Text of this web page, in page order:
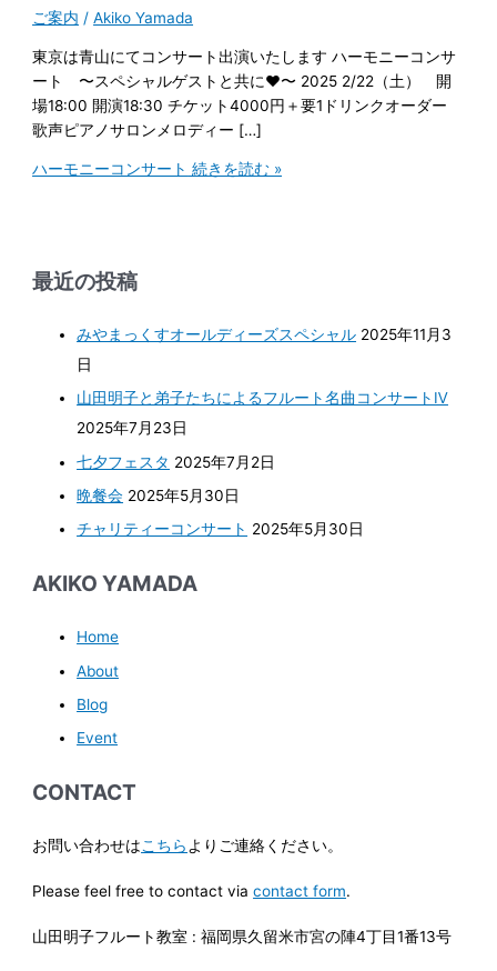
ご案内 /Akiko Yamada
東京は青山にてコンサート出演いたします ハーモニーコンサ
ート 〜スペシャルゲストと共に♥〜 2025 2/22（土） 開
場18:00 開演18:30 チケット4000円＋要1ドリンクオーダー
歌声ピアノサロンメロディー […]
ハーモニーコンサート 続きを読む »
最近の投稿
みやまっくすオールディーズスペシャル 2025年11月3
日
山田明子と弟子たちによるフルート名曲コンサートⅣ
2025年7月23日
七夕フェスタ 2025年7月2日
晩餐会 2025年5月30日
チャリティーコンサート 2025年5月30日
AKIKO YAMADA
Home
About
Blog
Event
CONTACT
お問い合わせはこちらよりご連絡ください。
Please feel free to contact viacontact form.
山田明子フルート教室 : 福岡県久留米市宮の陣4丁目1番13号